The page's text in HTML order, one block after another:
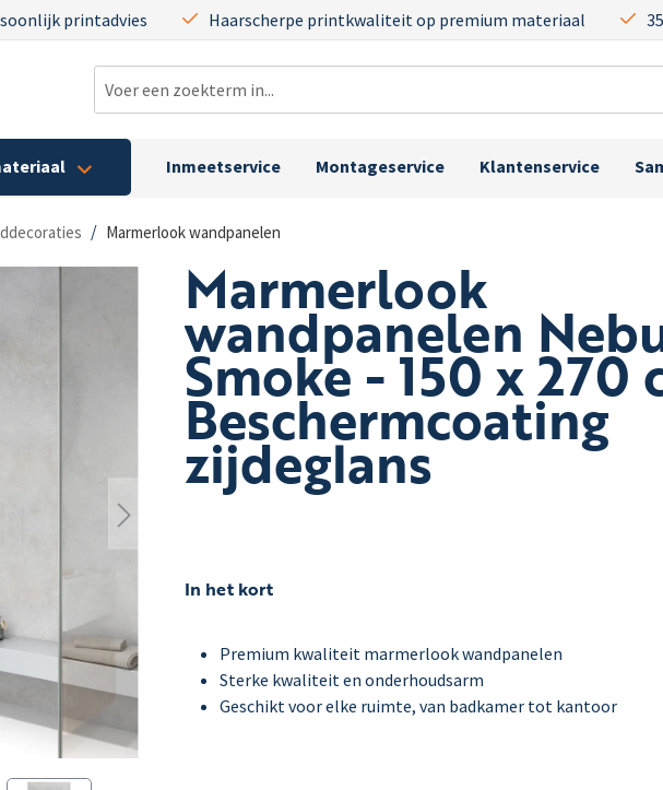
printadvies Haarscherpe printkwaliteit op premium materiaal
Inmeetservice Montageservice Klantenservice
/ Marmerlook wandpanelen
Marmerlook
wandpanelen
Smoke - 150 x 270
Beschermcoating
zijdeglans
In het kort
Premium kwaliteit marmerlook wandpanelen
Sterke kwaliteit en onderhoudsarm
Geschikt voor elke ruimte, van badkamer tot kantoor